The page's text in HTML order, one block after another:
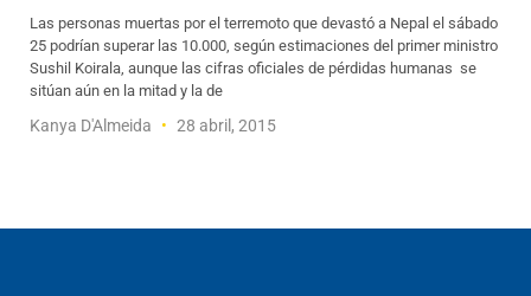
Las personas muertas por el terremoto que devastó a Nepal el sábado
25 podrían superar las 10.000, según estimaciones del primer ministro
Sushil Koirala, aunque las cifras oficiales de pérdidas humanas se
sitúan aún en la mitad y la de
Kanya D'Almeida 28 abril, 2015